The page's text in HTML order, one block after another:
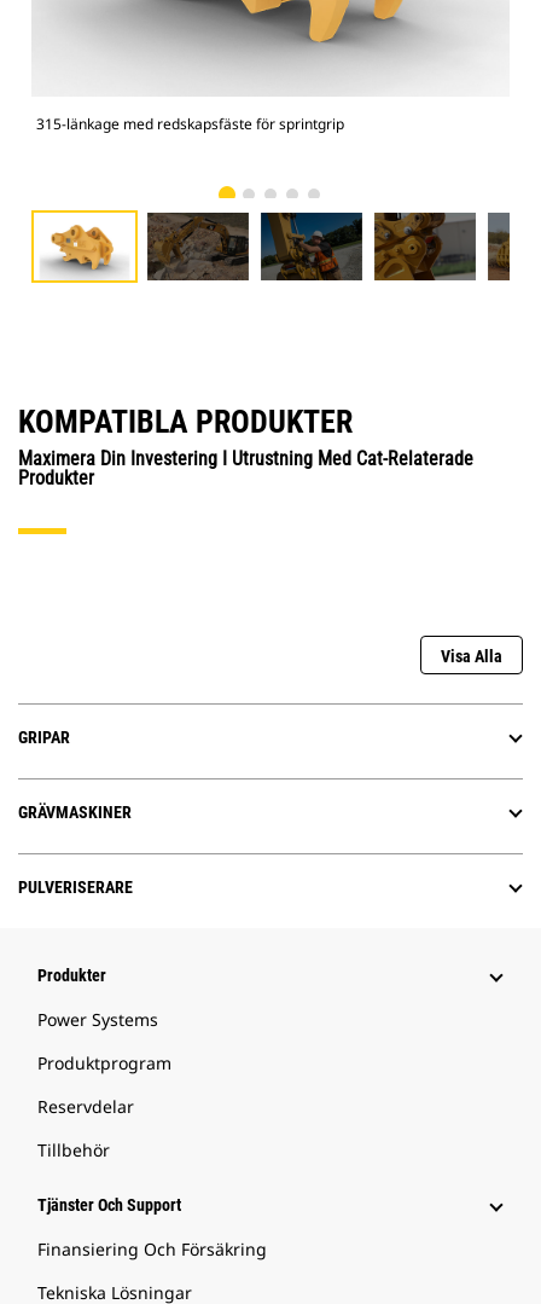
315-länkage med redskapsfäste för sprintgrip
KOMPATIBLA PRODUKTER
Maximera Din Investering I Utrustning Med Cat-Relaterade
Produkter
Visa Alla
GRIPAR
GRÄVMASKINER
PULVERISERARE
Produkter
Power Systems
Produktprogram
Reservdelar
Tillbehör
Tjänster Och Support
Finansiering Och Försäkring
Tekniska Lösningar